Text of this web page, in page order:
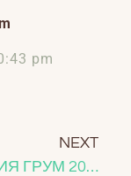
pm
NEXT
БЪЛГАРИЯ ГРУМ 2026– НАЦИОНАЛНОТО ГРУМИНГ СЪСТЕЗАНИЕ НА БЪЛГАРИЯ